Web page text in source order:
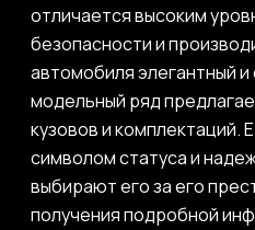
отличается высоким
безопасности и
автомобиля элегантный
модельный ряд
кузовов и комплектаций.
символом статуса и
выбирают его за его
получения подробной